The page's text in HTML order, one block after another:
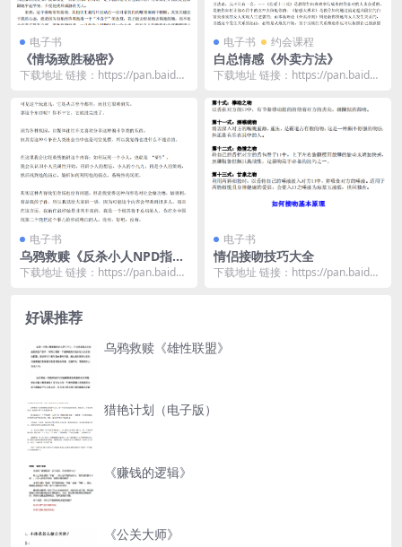
电子书
《情场致胜秘密》
下载地址 链接：https://pan.baidu.
电子书 约会课程
白总情感《外卖方法》
下载地址 链接：https://pan.baidu.
电子书
乌鸦救赎《反杀小人NPD指
南》电子书
下载地址 链接：https://pan.baidu.
电子书
情侣接吻技巧大全
下载地址 链接：https://pan.baidu.
好课推荐
乌鸦救赎《雄性联盟》
猎艳计划（电子版）
《赚钱的逻辑》
《公关大师》